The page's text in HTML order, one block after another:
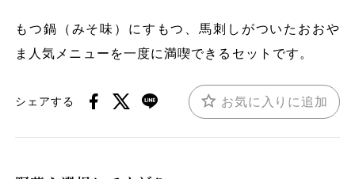
もつ鍋（みそ味）にすもつ、馬刺しがついたおおや
ま人気メニューを一度に満喫できるセットです。
シェアする お気に入りに追加